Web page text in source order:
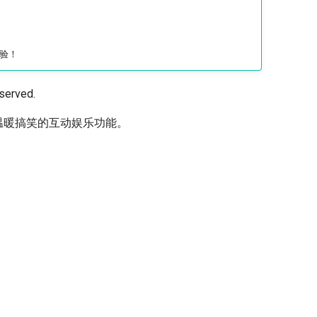
！
搞笑的互动娱乐功能。